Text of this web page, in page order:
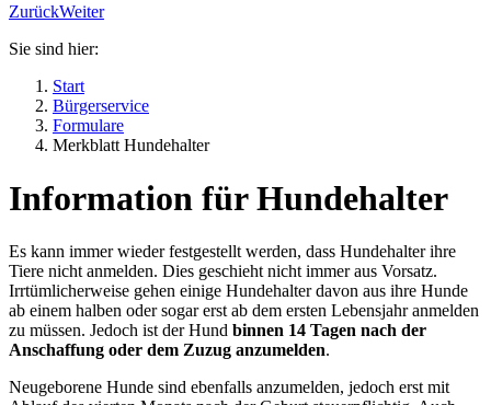
ZurückWeiter
Sie sind hier:
Start
Bürgerservice
Formulare
Merkblatt Hundehalter
Information für Hundehalter
Es kann immer wieder festgestellt werden, dass Hundehalter ihre
Tiere nicht anmelden. Dies geschieht nicht immer aus Vorsatz.
Irrtümlicherweise gehen einige Hundehalter davon aus ihre Hunde
ab einem halben oder sogar erst ab dem ersten Lebensjahr anmelden
zu müssen. Jedoch ist der Hund binnen 14 Tagen nach der
Anschaffung oder dem Zuzug anzumelden.
Neugeborene Hunde sind ebenfalls anzumelden, jedoch erst mit